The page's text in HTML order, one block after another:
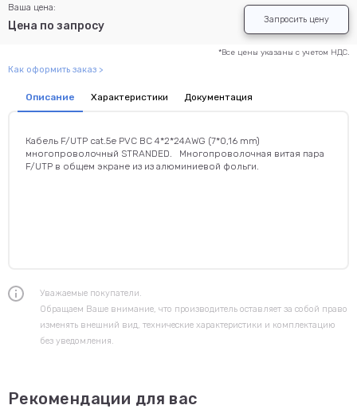
Ваша цена:
Цена по запросу
*Все цены указаны с учетом НДС.
Запросить цену
Как оформить заказ >
Описание Характеристики Документация
Кабель F/UTP cat.5e PVC BC 4*2*24AWG (7*0,16 mm)
многопроволочный STRANDED. Многопроволочная витая пара
F/UTP в общем экране из из алюминиевой фольги.
Уважаемые покупатели.
Обращаем Ваше внимание, что производитель оставляет за собой право
изменять внешний вид, технические характеристики и комплектацию
без уведомления.
Рекомендации для вас